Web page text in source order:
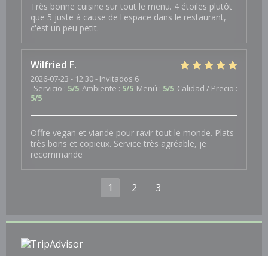
Très bonne cuisine sur tout le menu. 4 étoiles plutôt
que 5 juste à cause de l'espace dans le restaurant,
c'est un peu petit.
Wilfried F
2026-07-23 - 12:30 - Invitados 6
Servicio : 5/5 Ambiente : 5/5 Menú : 5/5 Calidad / Precio :
5/5
Offre vegan et viande pour ravir tout le monde. Plats
très bons et copieux. Service très agréable, je
recommande
1 2 3